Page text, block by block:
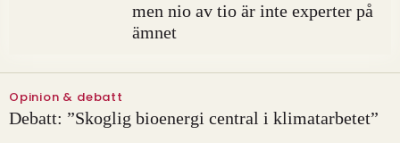
men nio av tio är inte experter på
ämnet
Opinion & debatt
Debatt: ”Skoglig bioenergi central i klimatarbetet”